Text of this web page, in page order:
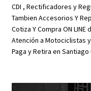
CDI , Rectificadores y
Tambien Accesorios Y
Cotiza Y Compra ON
Atención a Motociclistas
Paga y Retira en Santiago